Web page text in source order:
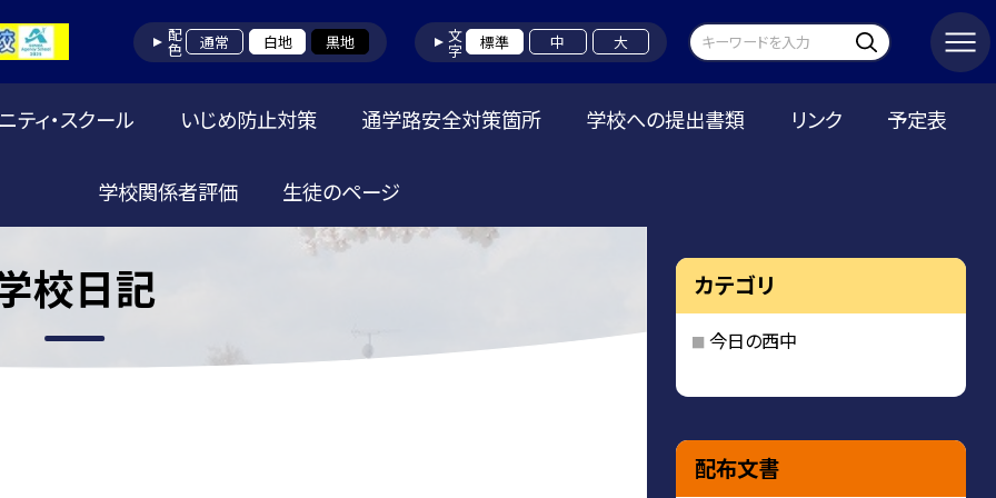
配色 通常 白地 黒地 文字 標準 中 大
ティ・スクール いじめ防止対策 通学路安全対策箇所 学校への提出書類 リンク 予定表
学校関係者評価 生徒のページ
校日記 カテゴリ
今日の西中
配布文書